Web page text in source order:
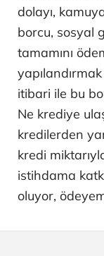
dolayı,
borcu, sosyal
tamamını
itibari ile bu
Ne krediye
kredilerden
kredi
istihdama
oluyor,